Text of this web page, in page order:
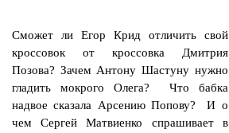
Сможет ли Егор Крид отличить свой
кроссовок от кроссовка Дмитрия
Позова? Зачем Антону Шастуну нужно
гладить мокрого Олега? Что бабка
надвое сказала Арсению Попову? И о
чем Сергей Матвиенко спрашивает в